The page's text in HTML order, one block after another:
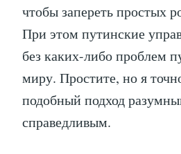
чтобы запереть простых
При этом путинские
без каких-либо проблем
миру. Простите, но я
подобный подход
справедливым.